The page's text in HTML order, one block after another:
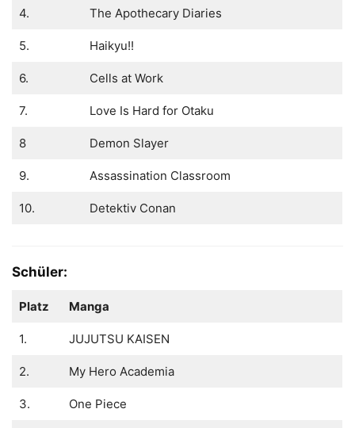
4. The Apothecary Diaries
5. Haikyu!!
6. Cells at Work
7. Love Is Hard for Otaku
8 Demon Slayer
9. Assassination Classroom
10. Detektiv Conan
Schüler:
Platz Manga
1. JUJUTSU KAISEN
2. My Hero Academia
3. One Piece